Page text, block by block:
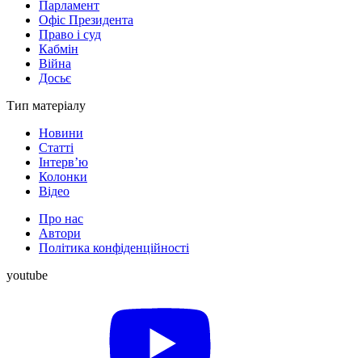
Парламент
Офіс Президента
Право і суд
Кабмін
Війна
Досьє
Тип матеріалу
Новини
Статті
Інтерв’ю
Колонки
Відео
Про нас
Автори
Політика конфіденційності
youtube